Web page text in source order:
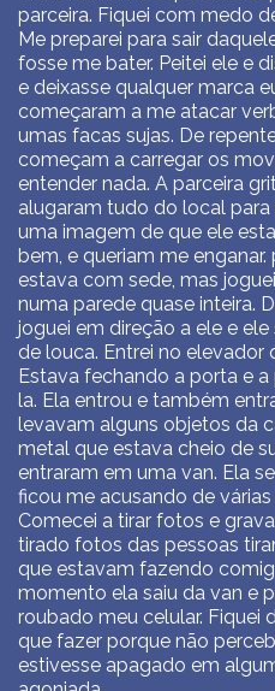
parceira. Fiquei com medo
Me preparei para sair
fosse me bater. Peitei ele e
e deixasse qualquer marca
começaram a me atacar
umas facas sujas. De
começam a carregar os
entender nada. A parceira
alugaram tudo do local
uma imagem de que ele
bem, e queriam me enganar.
estava com sede, mas
numa parede quase inteira.
joguei em direção a ele e
de louca. Entrei no elevador
Estava fechando a porta e
la. Ela entrou e também
levavam alguns objetos da
metal que estava cheio de
entraram em uma van. Ela
ficou me acusando de
Comecei a tirar fotos e
tirado fotos das pessoas
que estavam fazendo
momento ela saiu da van e
roubado meu celular. Fiquei
que fazer porque não
estivesse apagado em